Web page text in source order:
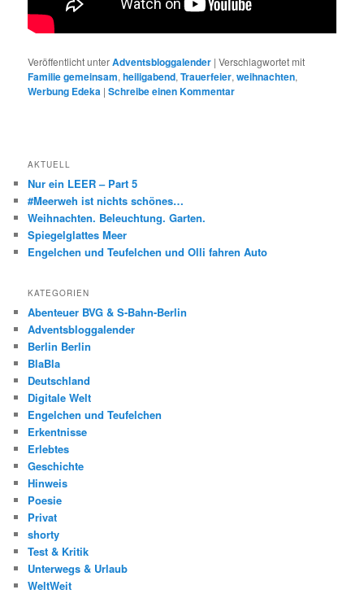
Veröffentlicht unterAdventsbloggalender |Verschlagwortet mit
Familie gemeinsam,heiligabend,Trauerfeier,weihnachten,
Werbung Edeka |Schreibe einen Kommentar
AKTUELL
Nur ein LEER – Part 5
#Meerweh ist nichts schönes…
Weihnachten. Beleuchtung. Garten.
Spiegelglattes Meer
Engelchen und Teufelchen und Olli fahren Auto
KATEGORIEN
Abenteuer BVG & S-Bahn-Berlin
Adventsbloggalender
Berlin Berlin
BlaBla
Deutschland
Digitale Welt
Engelchen und Teufelchen
Erkentnisse
Erlebtes
Geschichte
Hinweis
Poesie
Privat
shorty
Test & Kritik
Unterwegs & Urlaub
WeltWeit